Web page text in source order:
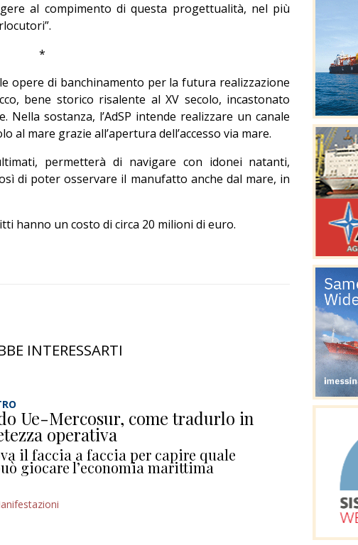
al compimento di questa progettualità, nel più
*
opere di banchinamento per la futura realizzazione
bene storico risalente al XV secolo, incastonato
sostanza, l’AdSP intende realizzare un canale
mare grazie all’apertura dell’accesso via mare.
permetterà di navigare con idonei natanti,
di poter osservare il manufatto anche dal mare, in
hanno un costo di circa 20 milioni di euro.
INTERESSARTI
Ue-Mercosur, come tradurlo in
operativa
il faccia a faccia per capire quale
giocare l’economia marittima